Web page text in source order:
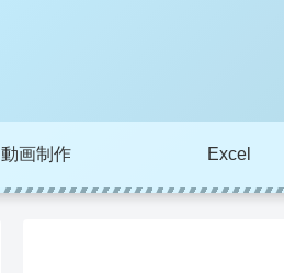
動画制作 Excel